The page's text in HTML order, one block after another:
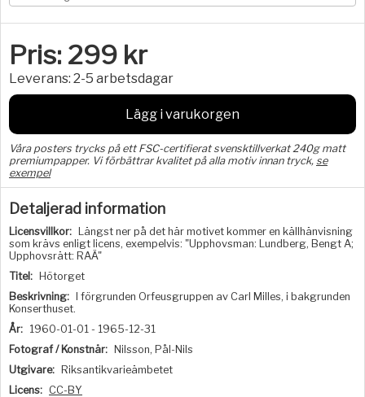
Pris: 299 kr
Leverans: 2-5 arbetsdagar
Lägg i varukorgen
Våra posters trycks på ett FSC-certifierat svensktillverkat 240g matt
premiumpapper. Vi förbättrar kvalitet på alla motiv innan tryck, se
exempel
Detaljerad information
Licensvillkor:
Längst ner på det här motivet kommer en källhänvisning
som krävs enligt licens, exempelvis: "Upphovsman: Lundberg, Bengt A;
Upphovsrätt: RAÄ"
Titel:
Hötorget
Beskrivning:
I förgrunden Orfeusgruppen av Carl Milles, i bakgrunden
Konserthuset.
År: 1960-01-01 - 1965-12-31
Fotograf / Konstnär:
Nilsson, Pål-Nils
Utgivare:
Riksantikvarieämbetet
Licens: CC-BY